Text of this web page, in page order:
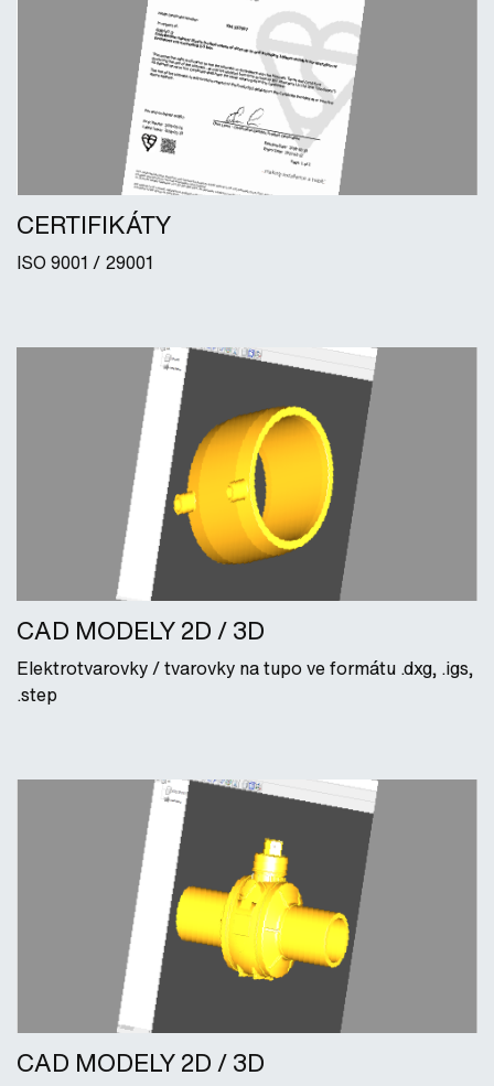
CERTIFIKÁTY
ISO 9001 / 29001
CAD MODELY 2D / 3D
Elektrotvarovky / tvarovky na tupo ve formátu .dxg, .igs,
.step
CAD MODELY 2D / 3D